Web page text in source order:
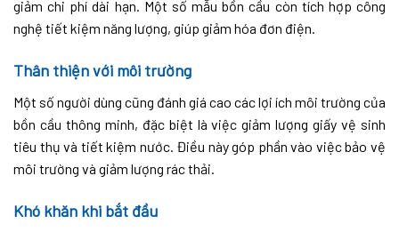
giảm chi phí dài hạn. Một số mẫu bồn cầu còn tích hợp công
nghệ tiết kiệm năng lượng, giúp giảm hóa đơn điện.
Thân thiện với môi trường
Một số người dùng cũng đánh giá cao các lợi ích môi trường của
bồn cầu thông minh, đặc biệt là việc giảm lượng giấy vệ sinh
tiêu thụ và tiết kiệm nước. Điều này góp phần vào việc bảo vệ
môi trường và giảm lượng rác thải.
Khó khăn khi bắt đầu